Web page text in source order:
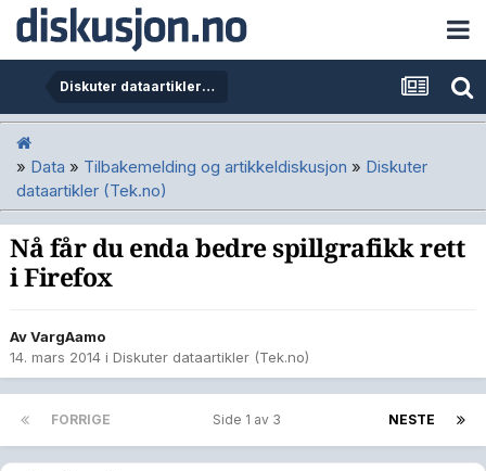
Diskuter dataartikler (Tek.no)
» Data » Tilbakemelding og artikkeldiskusjon » Diskuter
dataartikler (Tek.no)
Nå får du enda bedre spillgrafikk rett
i Firefox
AvVargAamo
14. mars 2014 i Diskuter dataartikler (Tek.no)
FORRIGE NESTE
Side 1 av 3